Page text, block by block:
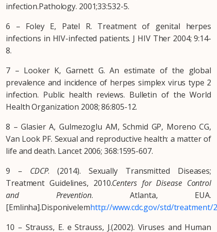
infection.Pathology. 2001;33:532-5.
6 – Foley E, Patel R. Treatment of genital herpes
infections in HIV-infected patients. J HIV Ther 2004; 9:14-
8.
7 – Looker K, Garnett G. An estimate of the global
prevalence and incidence of herpes simplex virus type 2
infection. Public health reviews. Bulletin of the World
Health Organization 2008; 86:805-12.
8 – Glasier A, Gulmezoglu AM, Schmid GP, Moreno CG,
Van Look PF. Sexual and reproductive health: a matter of
life and death. Lancet 2006; 368:1595-607.
9 – CDCP. (2014). Sexually Transmitted Diseases;
Treatment Guidelines, 2010.Centers for Disease Control
and Prevention. Atlanta, EUA.
[Emlinha].Disponivelemhttp://www.cdc.gov/std/treatment/
10 – Strauss, E. e Strauss, J.(2002). Viruses and Human